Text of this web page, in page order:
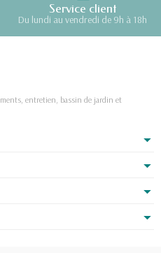
Service client
Du lundi au vendredi de 9h à 18h
entretien, bassin de jardin et